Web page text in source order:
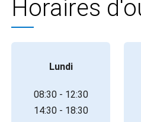
Horaires
Lundi
08:30 - 12:30
14:30 - 18:30